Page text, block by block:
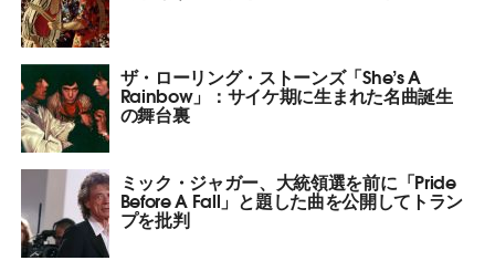
ザ・ローリング・ストーンズ「She’s A
Rainbow」：サイケ期に生まれた名曲誕生
の舞台裏
ミック・ジャガー、大統領選を前に「Pride
Before A Fall」と題した曲を公開してトラン
プを批判